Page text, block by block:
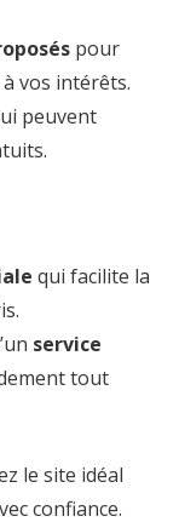
pour
vos intérêts.
peuvent
qui facilite la
service
tout
le site idéal
confiance.